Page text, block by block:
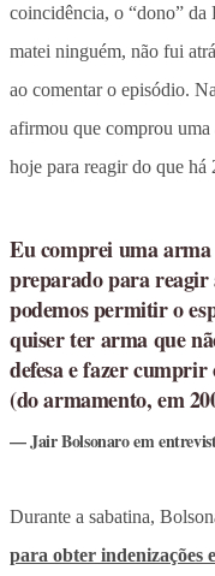
coincidência, o “dono” da
matei ninguém, não fui
ao comentar o episódio.
afirmou que comprou uma
hoje para reagir do que há
Eu comprei uma
preparado para reagir
podemos permitir o
quiser ter arma que
defesa e fazer cumprir
(do armamento, em
Jair Bolsonaro em
Durante a sabatina,
para obter indenizações